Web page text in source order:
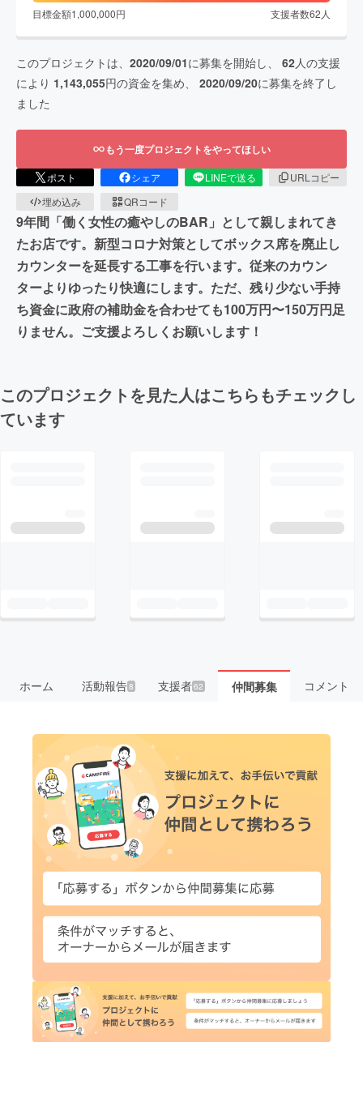
目標金額1,000,000円 支援者数62 人
このプロジェクトは、 2020/09/01に募集を開始し、 62人の支援
により 1,143,055円の資金を集め、 2020/09/20に募集を終了し
ました
もう一度プロジェクトをやってほしい
ポスト シェア LINEで送る
URLコピー
埋め込み
QRコード
9年間「働く女性の癒やしのBAR」として親しまれてき
たお店です。新型コロナ対策としてボックス席を廃止し
カウンターを延長する工事を行います。従来のカウン
ターよりゆったり快適にします。ただ、残り少ない手持
ち資金に政府の補助金を合わせても100万円〜150万円足
りません。ご支援よろしくお願いします！
このプロジェクトを見た人はこちらもチェックし
ています
ホーム 活動報告8 支援者62 仲間募集 コメント